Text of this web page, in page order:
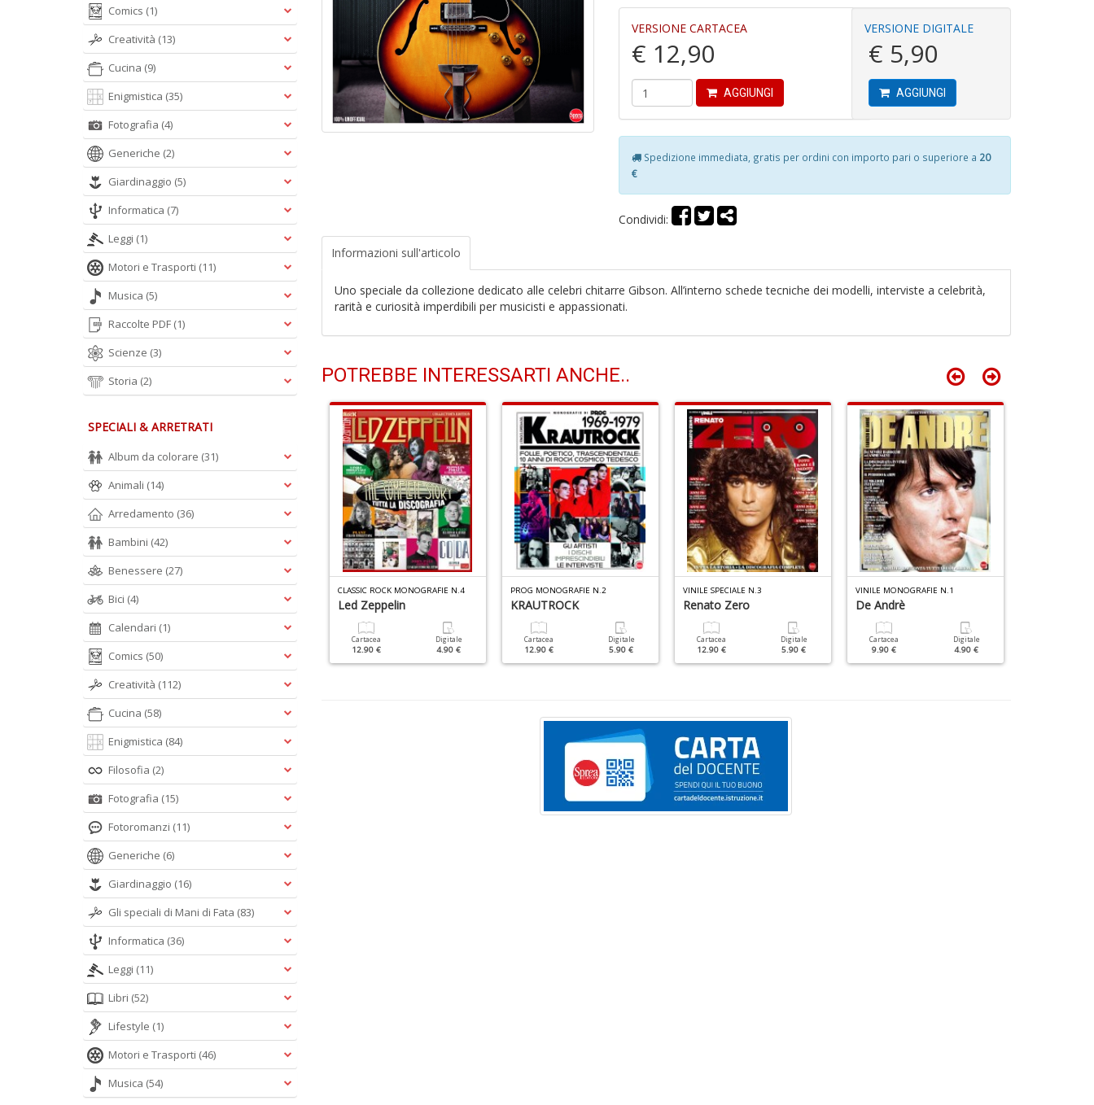
VERSIONE CARTACEA
€ 12,90
AGGIUNGI
VERSIONE DIGITALE
€ 5,90
AGGIUNGI
Spedizione immediata, gratis per ordini con importo pari o superiore a 20
€
Condividi:
Informazioni sull'articolo
Uno speciale da collezione dedicato alle celebri chitarre Gibson. All’interno schede tecniche dei modelli, interviste a celebrità,
rarità e curiosità imperdibili per musicisti e appassionati.
POTREBBE INTERESSARTI ANCHE..
4.90 €
CLASSIC ROCK MONOGRAFIE N.4
Led Zeppelin
Cartacea
12.90 €
Digitale
4.90 €
PROG MONOGRAFIE N.2
KRAUTROCK
Cartacea
12.90 €
Digitale
5.90 €
VINILE SPECIALE N.3
Renato Zero
Cartacea
12.90 €
Digitale
5.90 €
VINILE MONOGRAFIE N.1
De Andrè
Cartacea
9.90 €
Digitale
4.90 €
Comics (1)
Creatività (13)
Cucina (9)
Enigmistica (35)
Fotografia (4)
Generiche (2)
Giardinaggio (5)
Informatica (7)
Leggi (1)
Motori e Trasporti (11)
Musica (5)
Raccolte PDF (1)
Scienze (3)
Storia (2)
SPECIALI & ARRETRATI
Album da colorare (31)
Animali (14)
Arredamento (36)
Bambini (42)
Benessere (27)
Bici (4)
Calendari (1)
Comics (50)
Creatività (112)
Cucina (58)
Enigmistica (84)
Filosofia (2)
Fotografia (15)
Fotoromanzi (11)
Generiche (6)
Giardinaggio (16)
Gli speciali di Mani di Fata (83)
Informatica (36)
Leggi (11)
Libri (52)
Lifestyle (1)
Motori e Trasporti (46)
Musica (54)